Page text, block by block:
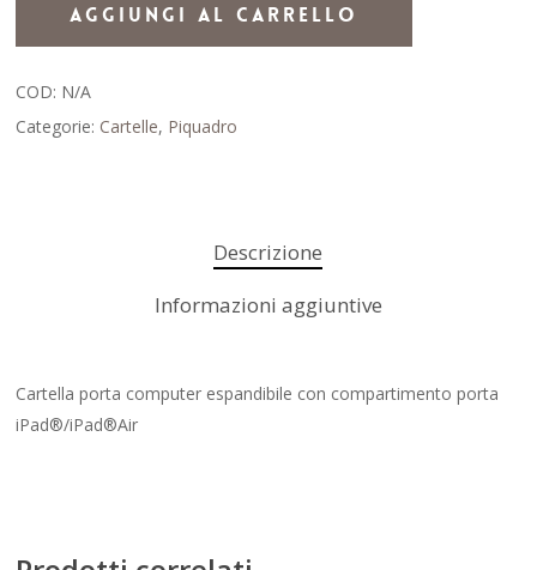
Aggiungi Al Carrello
COD: N/A
Categorie: Cartelle, Piquadro
Descrizione
Informazioni aggiuntive
Cartella porta computer espandibile con compartimento porta
iPad®/iPad®Air